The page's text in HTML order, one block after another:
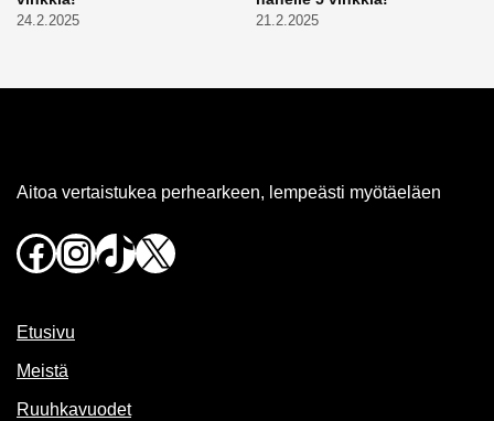
24.2.2025 21.2.2025
Aitoa vertaistukea perhearkeen, lempeästi myötäeläen
Facebook
Instagram
TikTok
X
Etusivu
Meistä
Ruuhkavuodet